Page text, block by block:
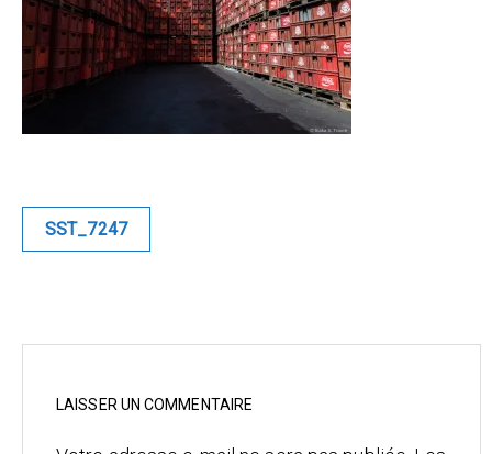
Blue
Equilibre
Renaissance
Sunustreet
Fashion
Culinaire
Navigation
SST_7247
LAISSER UN COMMENTAIRE